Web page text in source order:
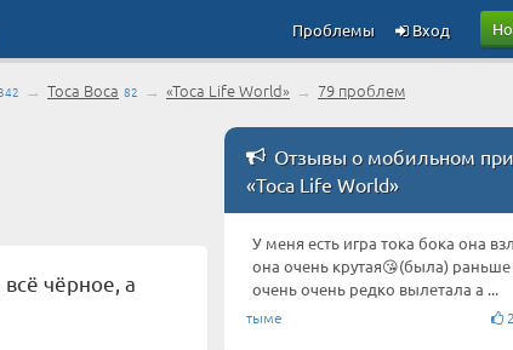
Вход
Проблемы
→ Toca Boca 82 → «Toca Life World» → 79 проблем
всё чёрное, а
Отзывы о мобильном
«Toca Life World»
У меня есть игра тока бока она
она очень крутая😘(была)
очень очень редко вылетала а ...
тыме